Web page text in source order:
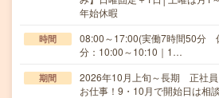
年始休暇
時間
08:00～17:00(実働7時間50分
分：10:00～10:10｜1…
期間
2026年10月上旬～長期 正社
お仕事！9・10月で開始日は相